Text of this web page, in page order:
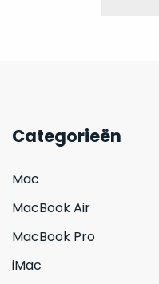
Categorieën
Mac
MacBook Air
MacBook Pro
iMac